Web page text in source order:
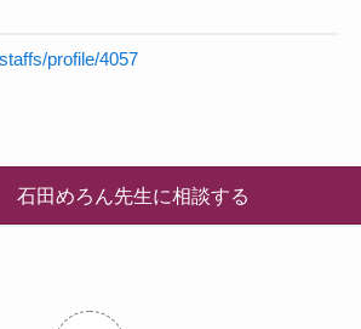
profile/4057
石田めろん先生に相談する